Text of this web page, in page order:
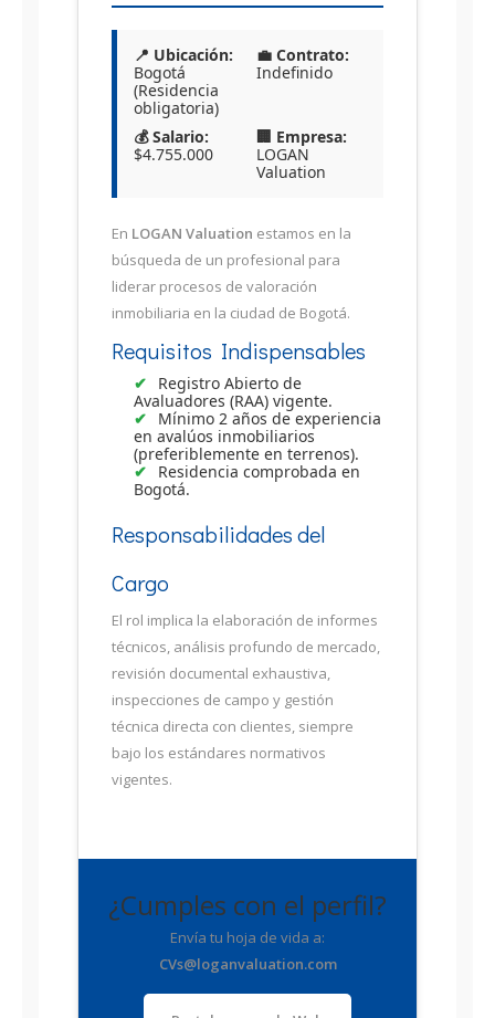
📍 Ubicación:
Bogotá
(Residencia
obligatoria)
💼 Contrato:
Indefinido
💰 Salario:
$4.755.000
🏢 Empresa:
LOGAN
Valuation
En LOGAN Valuation estamos en la
búsqueda de un profesional para
liderar procesos de valoración
inmobiliaria en la ciudad de Bogotá.
Requisitos Indispensables
Registro Abierto de
Avaluadores (RAA) vigente.
Mínimo 2 años de experiencia
en avalúos inmobiliarios
(preferiblemente en terrenos).
Residencia comprobada en
Bogotá.
Responsabilidades del
Cargo
El rol implica la elaboración de informes
técnicos, análisis profundo de mercado,
revisión documental exhaustiva,
inspecciones de campo y gestión
técnica directa con clientes, siempre
bajo los estándares normativos
vigentes.
¿Cumples con el perfil?
Envía tu hoja de vida a:
CVs@loganvaluation.com